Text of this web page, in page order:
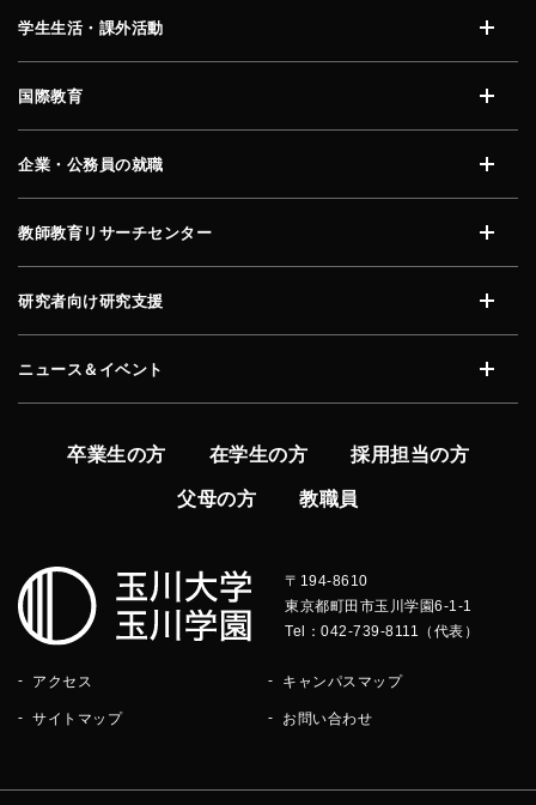
学生生活・課外活動
国際教育
企業・公務員の就職
教師教育リサーチセンター
研究者向け研究支援
ニュース＆イベント
卒業生の方 在学生の方 採用担当の方
父母の方 教職員
〒194-8610
東京都町田市玉川学園6-1-1
Tel：042-739-8111（代表）
アクセス キャンパスマップ
サイトマップ お問い合わせ